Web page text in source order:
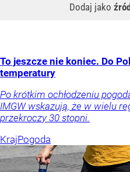
Dodaj jako
To jeszcze nie koniec. Do
temperatury
Po krótkim ochłodzeniu
IMGW wskazują, że w wielu
przekroczy 30 stopni.
KrajPogoda